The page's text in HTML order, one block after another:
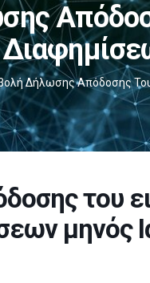
Δήλωσης Απόδοσης
του
μηνός